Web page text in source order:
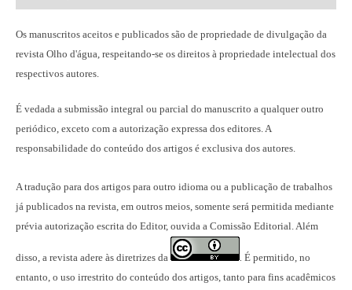
Os manuscritos aceitos e publicados são de propriedade de divulgação da
revista Olho d'água, respeitando-se os direitos à propriedade intelectual dos
respectivos autores.
É vedada a submissão integral ou parcial do manuscrito a qualquer outro
periódico, exceto com a autorização expressa dos editores. A
responsabilidade do conteúdo dos artigos é exclusiva dos autores.
A tradução para dos artigos para outro idioma ou a publicação de trabalhos
já publicados na revista, em outros meios, somente será permitida mediante
prévia autorização escrita do Editor, ouvida a Comissão Editorial. Além
disso, a revista adere às diretrizes da . É permitido, no
entanto, o uso irrestrito do conteúdo dos artigos, tanto para fins acadêmicos